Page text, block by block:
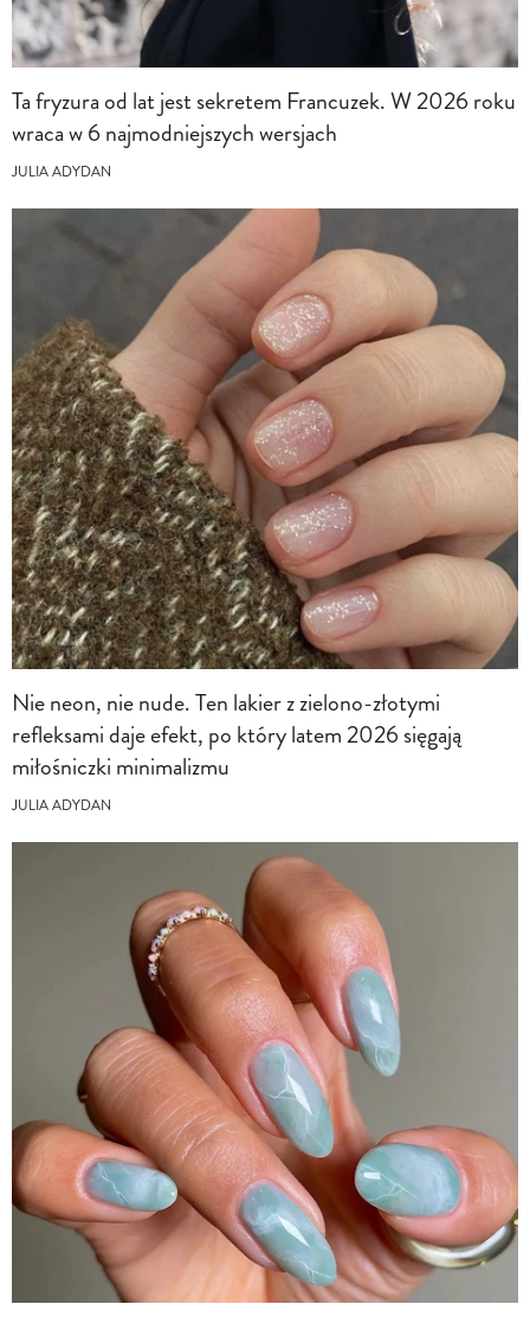
Ta fryzura od lat jest sekretem Francuzek. W 2026 roku
wraca w 6 najmodniejszych wersjach
JULIA ADYDAN
Nie neon, nie nude. Ten lakier z zielono-złotymi
refleksami daje efekt, po który latem 2026 sięgają
miłośniczki minimalizmu
JULIA ADYDAN